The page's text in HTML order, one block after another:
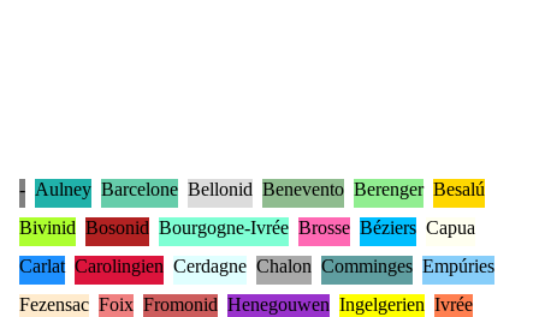
- Aulney Barcelone Bellonid Benevento Berenger Besalú
Bivinid Bosonid Bourgogne-Ivrée Brosse Béziers Capua
Carlat Carolingien Cerdagne Chalon Comminges Empúries
Fezensac Foix Fromonid Henegouwen Ingelgerien Ivrée